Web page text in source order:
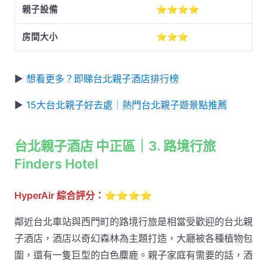
親子設備 ⭐⭐⭐⭐
房間大小 ⭐⭐⭐
▶ 想看更多？即睇台北親子酒店排行榜
▶ 15大台北親子好去處｜熱門台北親子遊景點推薦
台北親子酒店 中正區｜3. 路境行旅
Finders Hotel
HyperAir 綜合評分： ⭐⭐⭐⭐
鄰近台北車站與西門町的路境行旅是相當受歡迎的台北親
子酒店，酒店以奇幻森林為主題打造，大廳被各種植物包
圍，還有一隻巨型的白色麋鹿。親子家庭有需要的話，酒